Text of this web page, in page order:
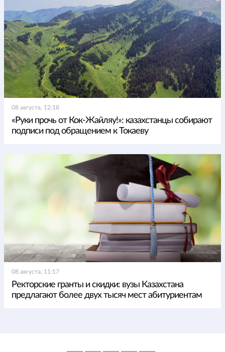
08 августа, 12:18
«Руки прочь от Кок-Жайляу!»: казахстанцы собирают
подписи под обращением к Токаеву
08 августа, 11:17
Ректорские гранты и скидки: вузы Казахстана
предлагают более двух тысяч мест абитуриентам